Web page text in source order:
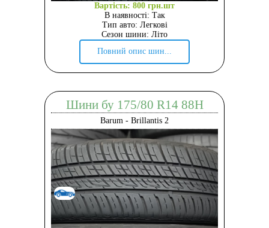
Вартість: 800 грн.шт
В наявності: Так
Тип авто: Легкові
Сезон шини: Літо
Повний опис шин...
Шини бу 175/80 R14 88H
Barum - Brillantis 2